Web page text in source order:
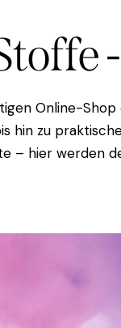
Online-
hin zu
– hier werden